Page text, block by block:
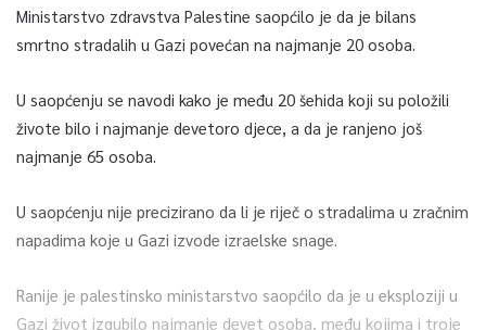
Ministarstvo zdravstva Palestine saopćilo je da je bilans
smrtno stradalih u Gazi povećan na najmanje 20 osoba.
U saopćenju se navodi kako je među 20 šehida koji su položili
živote bilo i najmanje devetoro djece, a da je ranjeno još
najmanje 65 osoba.
U saopćenju nije precizirano da li je riječ o stradalima u zračnim
napadima koje u Gazi izvode izraelske snage.
Ranije je palestinsko ministarstvo saopćilo da je u eksploziji u
Gazi život izgubilo najmanje devet osoba, među kojima i troje